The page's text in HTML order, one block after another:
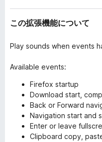
この拡張機能について
Play sounds when events
Available events:
Firefox startup
Download start,
Back or Forward
Navigation start and
Enter or leave
Clipboard copy,